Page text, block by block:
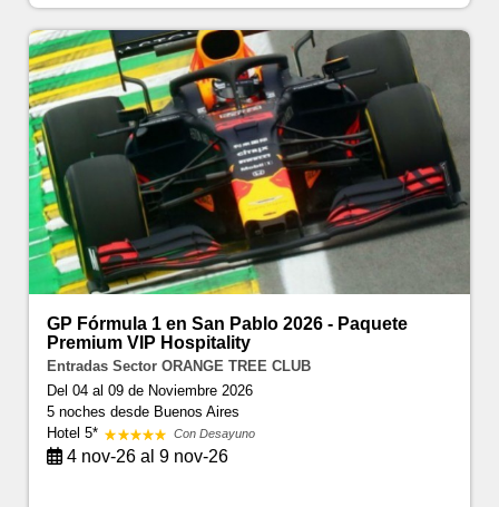
GP Fórmula 1 en San Pablo 2026 - Paquete
Premium VIP Hospitality
Entradas Sector ORANGE TREE CLUB
Del 04 al 09 de Noviembre 2026
5 nochesdesde Buenos Aires
Hotel 5*
Con Desayuno
4 nov-26 al 9 nov-26